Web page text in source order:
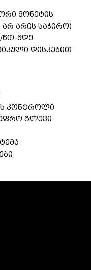
მონეტის
არის საჭირო)
წთ-მდე
დისკებით
კონტროლი
გლუვი